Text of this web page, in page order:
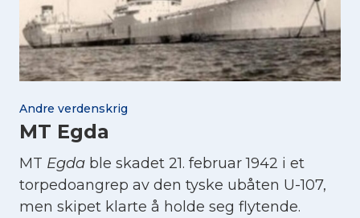
Andre verdenskrig
MT Egda
MT Egda ble skadet 21. februar 1942 i et
torpedoangrep av den tyske ubåten U-107,
men skipet klarte å holde seg flytende.